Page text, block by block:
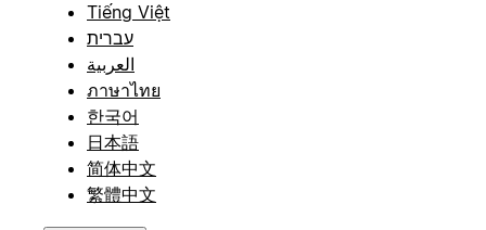
Tiếng Việt
עברית
العربية
ภาษาไทย
한국어
日本語
简体中文
繁體中文